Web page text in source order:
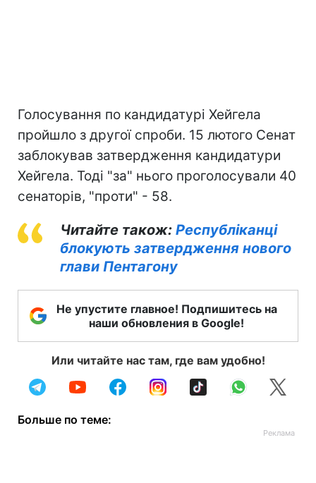
Голосування по кандидатурі Хейгела
пройшло з другої спроби. 15 лютого Сенат
заблокував затвердження кандидатури
Хейгела. Тоді "за" нього проголосували 40
сенаторів, "проти" - 58.
Читайте також: Республіканці
блокують затвердження нового
глави Пентагону
Не упустите главное! Подпишитесь на
наши обновления в Google!
Или читайте нас там, где вам удобно!
Больше по теме: